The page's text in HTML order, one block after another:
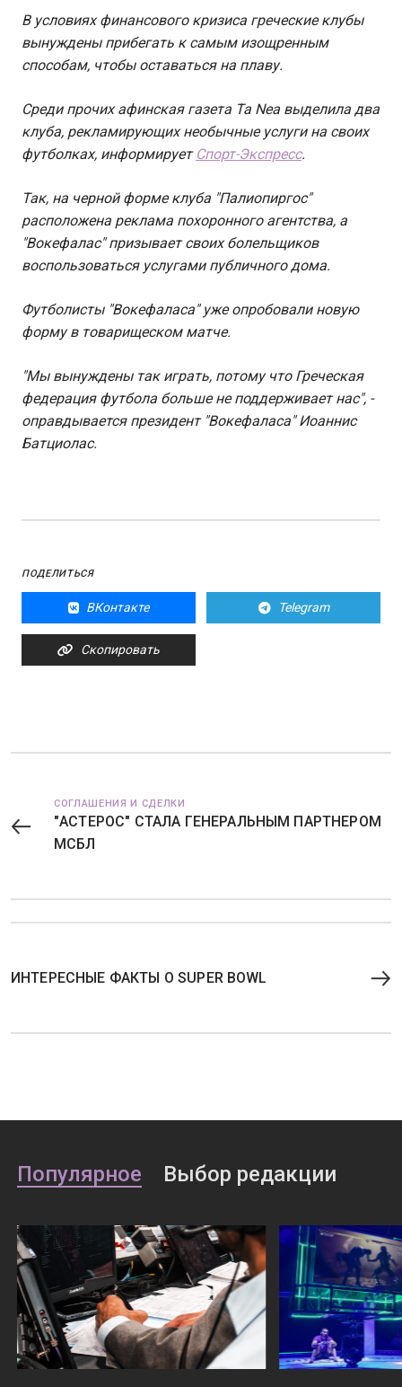
В условиях финансового кризиса греческие клубы
вынуждены прибегать к самым изощренным
способам, чтобы оставаться на плаву.
Среди прочих афинская газета Ta Nea выделила два
клуба, рекламирующих необычные услуги на своих
футболках, информирует Спорт-Экспресс.
Так, на черной форме клуба "Палиопиргос"
расположена реклама похоронного агентства, а
"Вокефалас" призывает своих болельщиков
воспользоваться услугами публичного дома.
Футболисты "Вокефаласа" уже опробовали новую
форму в товарищеском матче.
"Мы вынуждены так играть, потому что Греческая
федерация футбола больше не поддерживает нас", -
оправдывается президент "Вокефаласа" Иоаннис
Батциолас.
ПОДЕЛИТЬСЯ
ВКонтакте Telegram
Скопировать
СОГЛАШЕНИЯ И СДЕЛКИ
"АСТЕРОС" СТАЛА ГЕНЕРАЛЬНЫМ ПАРТНЕРОМ
МСБЛ
ИНТЕРЕСНЫЕ ФАКТЫ О SUPER BOWL
Популярное Выбор редакции